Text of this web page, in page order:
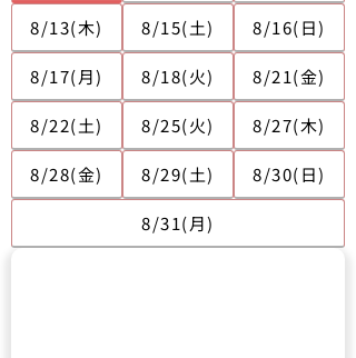
8/13(木) 8/15(土) 8/16(日)
8/17(月) 8/18(火) 8/21(金)
8/22(土) 8/25(火) 8/27(木)
8/28(金) 8/29(土) 8/30(日)
8/31(月)